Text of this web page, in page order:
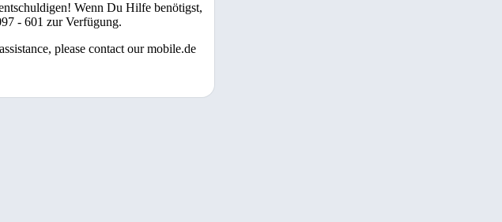
Wenn Du Hilfe benötigst,
- 601 zur Verfügung.
please contact our mobile.de